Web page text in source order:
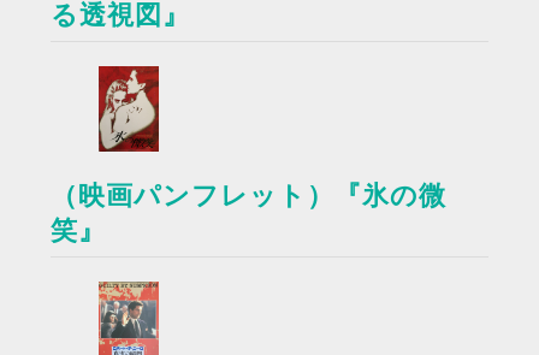
る透視図』
（映画パンフレット）『氷の微
笑』